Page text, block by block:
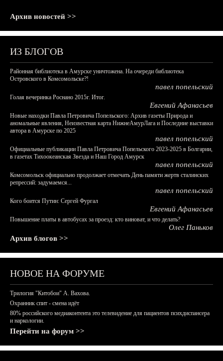
Архив новостей >>
ИЗ БЛОГОВ
Районная библиотека в Амурске уничтожена. На очереди библиотека
Островского в Комсомольске?!
павел попельский
Голая вечеринка Роснано 2015г. Итог.
Евгений Афанасьев
Новые находки Павла Петровича Попельского: Архив газеты Природа и
аномальные явления, Неизвестная карта НижнеАмурЛага и Последние выставки
автора в Амурске по 2025
павел попельский
Официальные публикации Павла Петровича Попельского 2023-2025 в Болгарии,
в газетах Тихоокеанская Звезда и Наш Город Амурск
павел попельский
Комсомольск официально продолжает отмечать День памяти жертв сталинских
репрессий: задумаемся...
павел попельский
Кого боится Путин: Сергей Фургал
Евгений Афанасьев
Повышение платы в автобусах за проезд: кто виноват, и что делать?
Олег Паньков
Архив блогов >>
НОВОЕ НА ФОРУМЕ
Трилогия "Китобои" А. Вахова.
Охранник спит - смена идёт
80% российского медиаконтента это телевидение для пациентов психдиспансера
и наркологии.
Перейти на форум >>